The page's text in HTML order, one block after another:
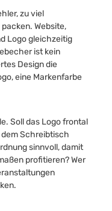
zu viel
Website,
Logo gleichzeitig
ist kein
Design die
eine Markenfarbe
Soll das Logo frontal
Schreibtisch
sinnvoll, damit
profitieren? Wer